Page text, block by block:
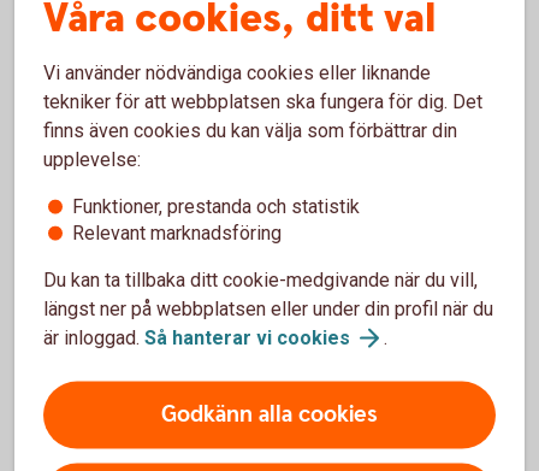
gör den totala summan som banken ger tillbaka till
verksamhetsområdet under 2025 uppgår till 4,2 Mkr.
Styrelsen i banken beslutade i slutet året att avsätta 10 Mkr
till Stiftelsen vilket ger möjligheter att ge tillbaka mer till
samhället där vi verkar.
Avslutning
Året som gått har präglats av öppningen av nytt kontor i
Gnosjö. Beslutet att öppna och det faktiska genomförandet
känns och är historiskt utifrån bankens perspektiv. En idé
Slutligen vill jag hylla mina medarbetare i banken.
Öppningen av nytt kontor, 1000 nya kunder in i banken,
Våra cookies, ditt val
Vi använder nödvändiga cookies eller liknande
tekniker för att webbplatsen ska fungera för dig. Det
finns även cookies du kan välja som förbättrar din
upplevelse:
Funktioner, prestanda och statistik
Relevant marknadsföring
Du kan ta tillbaka ditt cookie-medgivande när du vill,
längst ner på webbplatsen eller under din profil när du
är inloggad. Så hanterar vi cookies .
Godkänn alla cookies